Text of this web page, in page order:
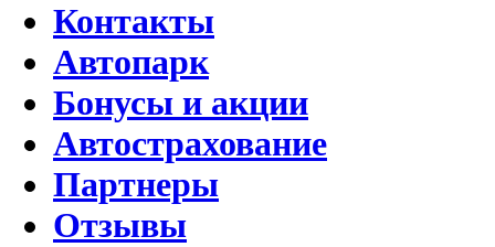
Контакты
Автопарк
Бонусы и акции
Автострахование
Партнеры
Отзывы